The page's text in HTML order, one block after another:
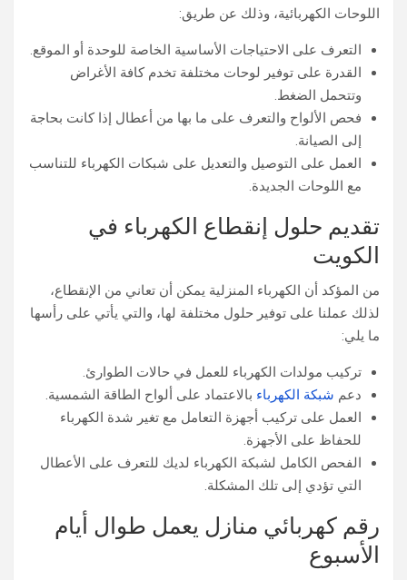
اللوحات الكهربائية، وذلك عن طريق:
التعرف على الاحتياجات الأساسية الخاصة للوحدة أو الموقع.
القدرة على توفير لوحات مختلفة تخدم كافة الأغراض
وتتحمل الضغط.
فحص الألواح والتعرف على ما بها من أعطال إذا كانت بحاجة
إلى الصيانة.
العمل على التوصيل والتعديل على شبكات الكهرباء للتناسب
مع اللوحات الجديدة.
تقديم حلول إنقطاع الكهرباء في
الكويت
من المؤكد أن الكهرباء المنزلية يمكن أن تعاني من الإنقطاع،
لذلك عملنا على توفير حلول مختلفة لها، والتي يأتي على رأسها
ما يلي:
تركيب مولدات الكهرباء للعمل في حالات الطوارئ.
دعم شبكة الكهرباء بالاعتماد على ألواح الطاقة الشمسية.
العمل على تركيب أجهزة التعامل مع تغير شدة الكهرباء
للحفاظ على الأجهزة.
الفحص الكامل لشبكة الكهرباء لديك للتعرف على الأعطال
التي تؤدي إلى تلك المشكلة.
رقم كهربائي منازل يعمل طوال أيام
الأسبوع